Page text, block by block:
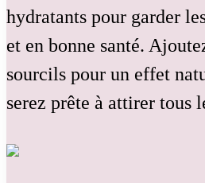
hydratants pour garder
et en bonne santé.
sourcils pour un effet
serez prête à attirer tous